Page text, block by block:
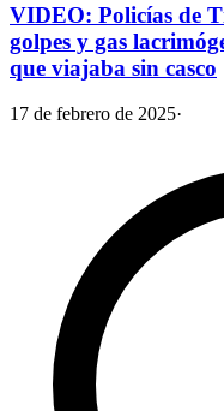
VIDEO: Policías de
golpes y gas
que viajaba sin casco
17 de febrero de 2025·